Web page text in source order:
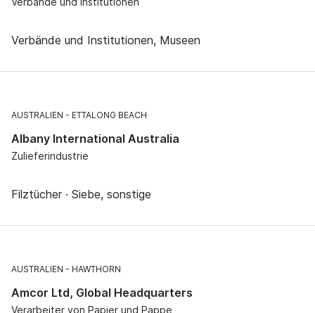
Verbände und Institutionen, Museen
AUSTRALIEN ETTALONG BEACH
Albany International Australia
Zulieferindustrie
Filztücher · Siebe, sonstige
AUSTRALIEN HAWTHORN
Amcor Ltd, Global Headquarters
Verarbeiter von Papier und Pappe